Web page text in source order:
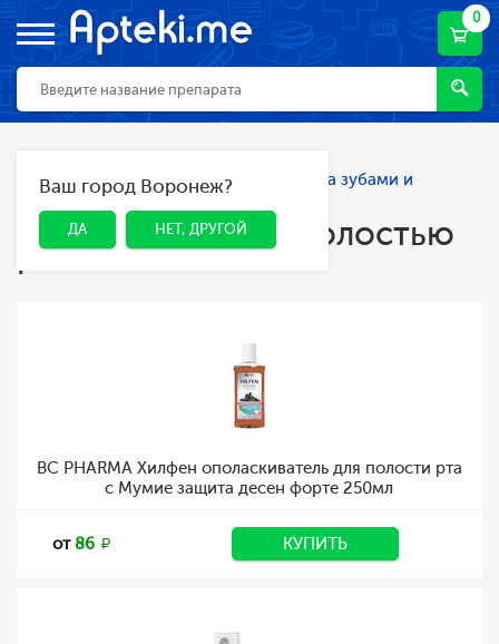
0
ДА НЕТ, ДРУГОЙ
Ваш город Воронеж?
ДА НЕТ, ДРУГОЙ
Главная Каталог Гигиена
Уход за зубами и
полостью рта
Уход за зубами и полостью
рта
BC PHARMA Хилфен ополаскиватель для полости рта
с Мумие защита десен форте 250мл
от86 КУПИТЬ